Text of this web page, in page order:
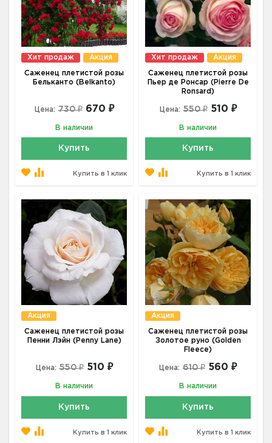
Хит продаж Акция
Саженец плетистой розы
Бельканто (Belkanto)
Цена: 730 ₽ 670 ₽
В наличии
Купить
Купить в 1 клик
Хит продаж Акция
Саженец плетистой розы
Пьер де Ронсар (Pierre De
Ronsard)
Цена: 550 ₽ 510 ₽
В наличии
Купить
Купить в 1 клик
Акция
Саженец плетистой розы
Пенни Лэйн (Penny Lane)
Цена: 550 ₽ 510 ₽
В наличии
Купить
Купить в 1 клик
Акция
Саженец плетистой розы
Золотое руно (Golden
Fleece)
Цена: 610 ₽ 560 ₽
В наличии
Купить
Купить в 1 клик